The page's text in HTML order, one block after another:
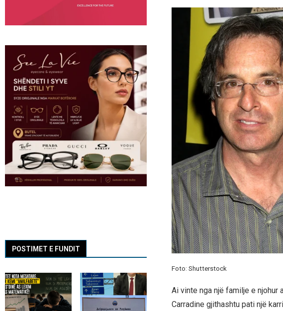
Foto: Shutterstock
Ai vinte nga një familje e njohur
Carradine gjithashtu pati një
POSTIMET E FUNDIT